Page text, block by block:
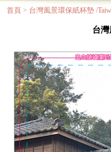
首頁 > 台灣風景環保紙杯墊 /
台灣